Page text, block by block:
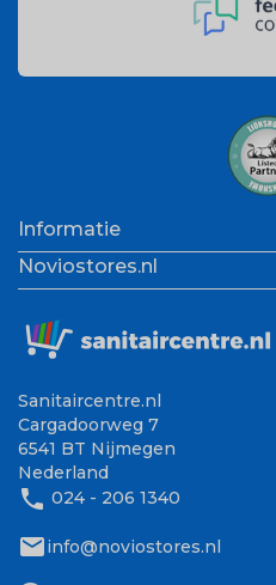
Informatie
Noviostores.nl
Sanitaircentre.nl
Cargadoorweg 7
6541 BT Nijmegen
Nederland
phone 024 - 206 1340
mailinfo@noviostores.nl